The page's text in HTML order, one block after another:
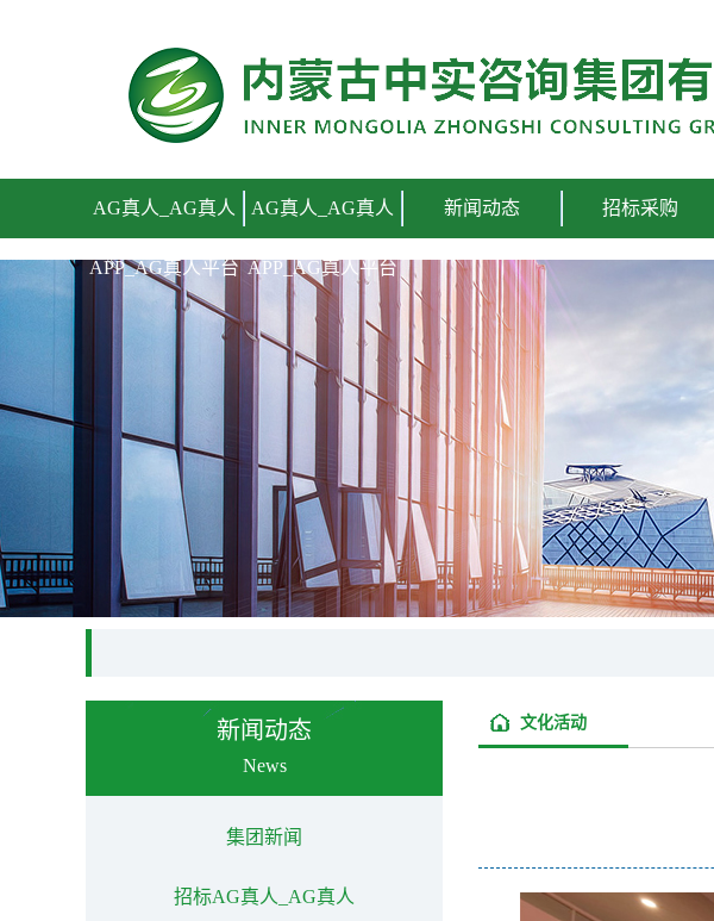
AG真人_AG真人
APP_AG真人平台
AG真人_AG真人
APP_AG真人平台
新闻动态 招标采购
新闻动态
News
集团新闻
招标AG真人_AG真人
文化活动